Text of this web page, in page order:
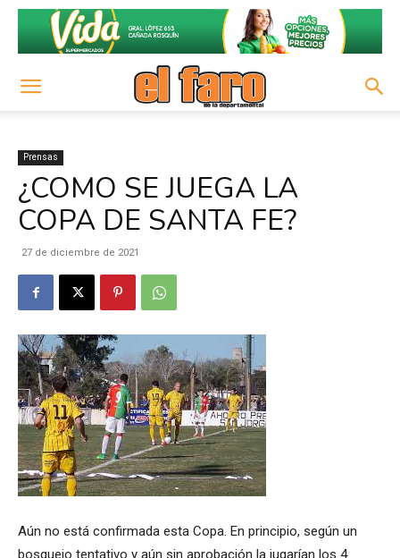
Prensas
¿COMO SE JUEGA LA
COPA DE SANTA FE?
27 de diciembre de 2021
Aún no está confirmada esta Copa. En principio, según un
bosquejo tentativo y aún sin aprobación la jugarían los 4